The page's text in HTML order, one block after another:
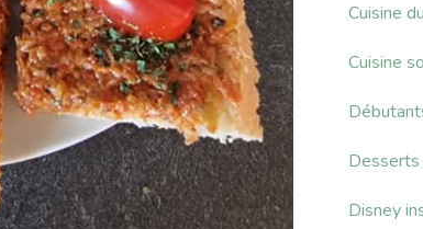
Cuisine
Cuisine
Desserts
Disney